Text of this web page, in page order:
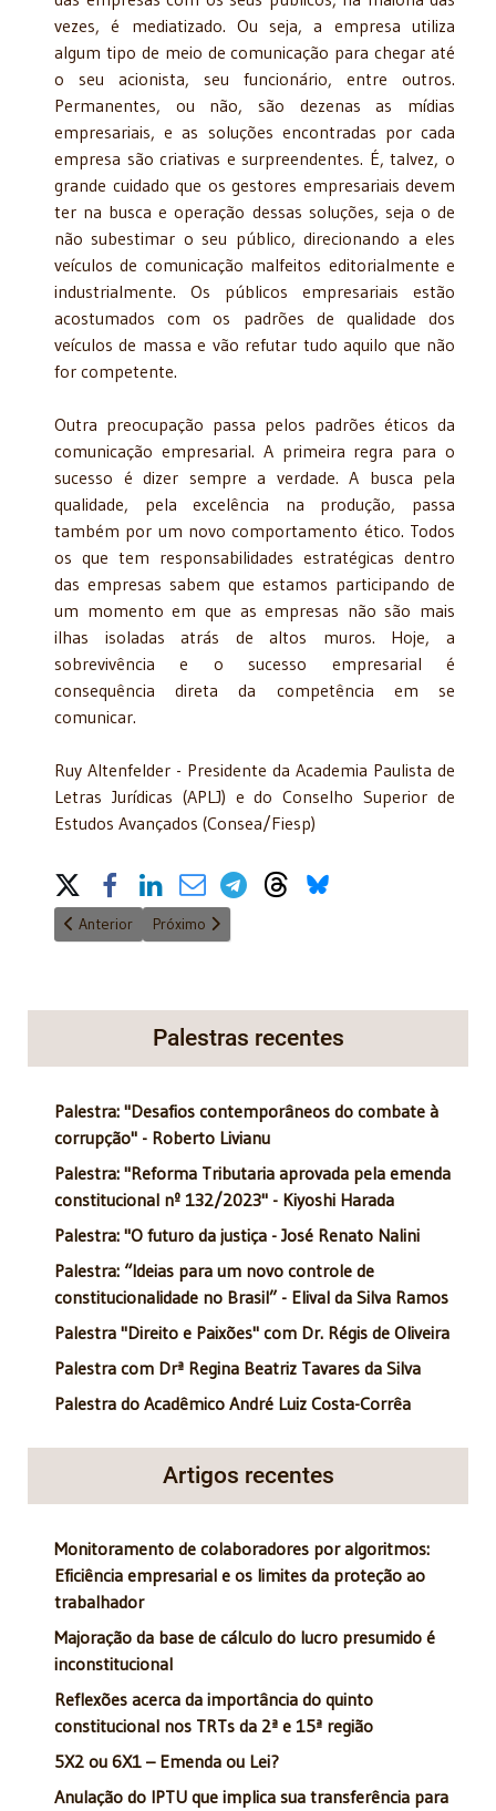
vezes, é mediatizado. Ou seja, a empresa utiliza
algum tipo de meio de comunicação para chegar até
o seu acionista, seu funcionário, entre outros.
Permanentes, ou não, são dezenas as mídias
empresariais, e as soluções encontradas por cada
empresa são criativas e surpreendentes. É, talvez, o
grande cuidado que os gestores empresariais devem
ter na busca e operação dessas soluções, seja o de
não subestimar o seu público, direcionando a eles
veículos de comunicação malfeitos editorialmente e
industrialmente. Os públicos empresariais estão
acostumados com os padrões de qualidade dos
veículos de massa e vão refutar tudo aquilo que não
for competente.
Outra preocupação passa pelos padrões éticos da
comunicação empresarial. A primeira regra para o
sucesso é dizer sempre a verdade. A busca pela
qualidade, pela excelência na produção, passa
também por um novo comportamento ético. Todos
os que tem responsabilidades estratégicas dentro
das empresas sabem que estamos participando de
um momento em que as empresas não são mais
ilhas isoladas atrás de altos muros. Hoje, a
sobrevivência e o sucesso empresarial é
consequência direta da competência em se
comunicar.
Ruy Altenfelder - Presidente da Academia Paulista de
Letras Jurídicas (APLJ) e do Conselho Superior de
Estudos Avançados (Consea/Fiesp)
Share on Social Media
Artigo anterior: O Pacto de Moncloa e o projeto Brasil 2019
Anterior Próximo artigo: Poder Tributário
Próximo
Palestras recentes
Palestra: "Desafios contemporâneos do combate à
corrupção" - Roberto Livianu
Palestra: "Reforma Tributaria aprovada pela emenda
constitucional nº 132/2023" - Kiyoshi Harada
Palestra: "O futuro da justiça - José Renato Nalini
Palestra: “Ideias para um novo controle de
constitucionalidade no Brasil” - Elival da Silva Ramos
Palestra "Direito e Paixões" com Dr. Régis de Oliveira
Palestra com Drª Regina Beatriz Tavares da Silva
Palestra do Acadêmico André Luiz Costa-Corrêa
Artigos recentes
Monitoramento de colaboradores por algoritmos:
Eficiência empresarial e os limites da proteção ao
trabalhador
Majoração da base de cálculo do lucro presumido é
inconstitucional
Reflexões acerca da importância do quinto
constitucional nos TRTs da 2ª e 15ª região
5X2 ou 6X1 – Emenda ou Lei?
Anulação do IPTU que implica sua transferência para